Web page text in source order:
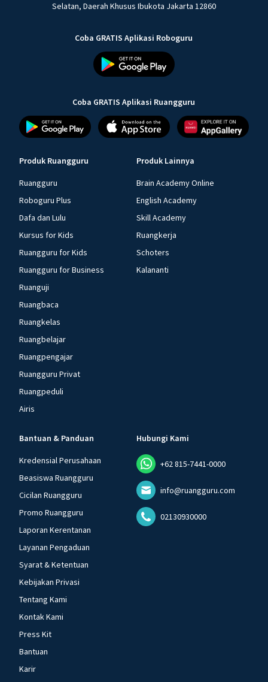
Selatan, Daerah Khusus Ibukota Jakarta 12860
Coba GRATIS Aplikasi Roboguru
Coba GRATIS Aplikasi Ruangguru
Produk Ruangguru
Ruangguru
Roboguru Plus
Dafa dan Lulu
Kursus for Kids
Ruangguru for Kids
Ruangguru for Business
Ruanguji
Ruangbaca
Ruangkelas
Ruangbelajar
Ruangpengajar
Ruangguru Privat
Ruangpeduli
Airis
Produk Lainnya
Brain Academy Online
English Academy
Skill Academy
Ruangkerja
Schoters
Kalananti
Bantuan & Panduan
Kredensial Perusahaan
Beasiswa Ruangguru
Cicilan Ruangguru
Promo Ruangguru
Laporan Kerentanan
Layanan Pengaduan
Syarat & Ketentuan
Kebijakan Privasi
Tentang Kami
Kontak Kami
Press Kit
Bantuan
Karir
Hubungi Kami
+62 815-7441-0000
info@ruangguru.com
02130930000